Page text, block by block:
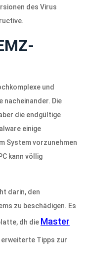
des Virus
und
nacheinander. Die
die endgültige
einige
System vorzunehmen
kann völlig
darin, den
zu beschädigen. Es
dh die Master
Tipps zur